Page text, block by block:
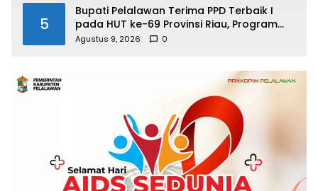
5
Bupati Pelalawan Terima PPD Terbaik I
pada HUT ke-69 Provinsi Riau, Program
Santunan Anak Yatim Jadi Sorotan
Agustus 9, 2026 0